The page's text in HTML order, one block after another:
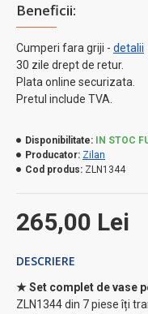
Beneficii:
Cumperi fara griji - detalii
30 zile drept de retur.
Plata online securizata.
Pretul include TVA.
265,00 Lei
Disponibilitate:
IN STOC
Producator: Zilan
Cod produs: ZLN1344
DESCRIERE
★ Set complet de vase
ZLN1344 din 7 piese îți